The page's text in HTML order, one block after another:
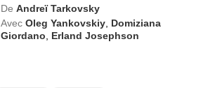
De Andreï Tarkovsky
Avec Oleg Yankovskiy Domiziana
Giordano
Erland Josephson